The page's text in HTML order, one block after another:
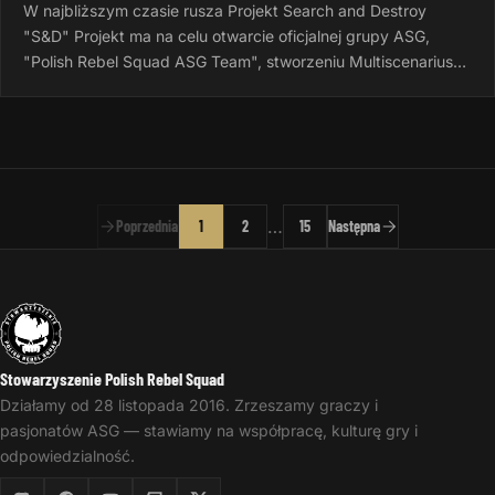
W najbliższym czasie rusza Projekt Search and Destroy
"S&D" Projekt ma na celu otwarcie oficjalnej grupy ASG,
"Polish Rebel Squad ASG Team", stworzeniu Multiscenariusza
Poprzednia 1 2 … 15 Następna
Stowarzyszenie Polish Rebel Squad
Działamy od 28 listopada 2016. Zrzeszamy graczy i
pasjonatów ASG — stawiamy na współpracę, kulturę gry i
odpowiedzialność.